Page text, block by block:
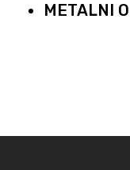
METALNI